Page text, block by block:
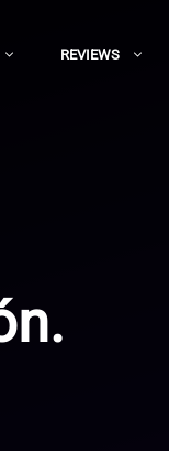
REVIEWS